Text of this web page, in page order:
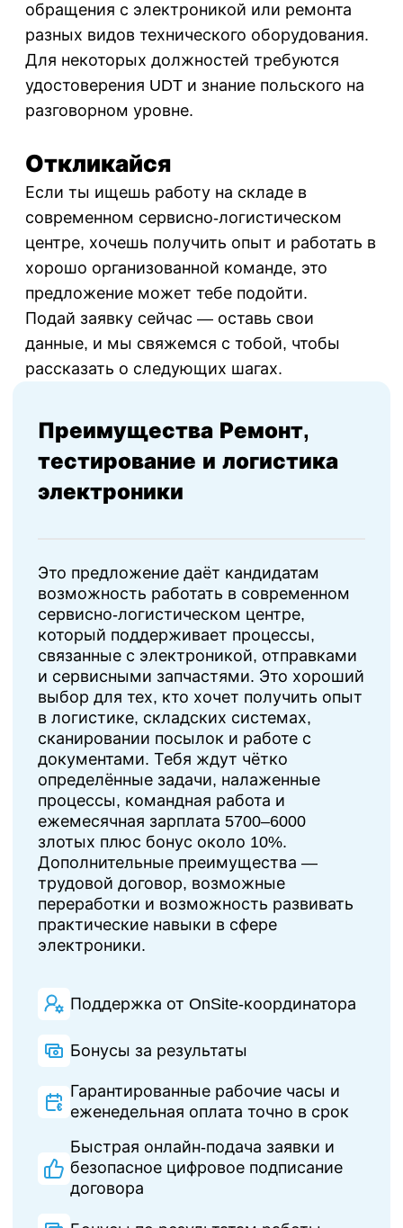
обращения с электроникой или ремонта
разных видов технического оборудования.
Для некоторых должностей требуются
удостоверения UDT и знание польского на
разговорном уровне.
Откликайся
Если ты ищешь работу на складе в
современном сервисно-логистическом
центре, хочешь получить опыт и работать в
хорошо организованной команде, это
предложение может тебе подойти.
Подай заявку сейчас — оставь свои
данные, и мы свяжемся с тобой, чтобы
рассказать о следующих шагах.
Преимущества Ремонт,
тестирование и логистика
электроники
Это предложение даёт кандидатам
возможность работать в современном
сервисно-логистическом центре,
который поддерживает процессы,
связанные с электроникой, отправками
и сервисными запчастями. Это хороший
выбор для тех, кто хочет получить опыт
в логистике, складских системах,
сканировании посылок и работе с
документами. Тебя ждут чётко
определённые задачи, налаженные
процессы, командная работа и
ежемесячная зарплата 5700–6000
злотых плюс бонус около 10%.
Дополнительные преимущества —
трудовой договор, возможные
переработки и возможность развивать
практические навыки в сфере
электроники.
Поддержка от OnSite-координатора
Бонусы за результаты
Гарантированные рабочие часы и
еженедельная оплата точно в срок
Быстрая онлайн-подача заявки и
безопасное цифровое подписание
договора